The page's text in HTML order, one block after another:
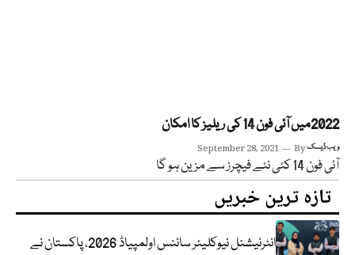
2022میں آئی فون 14 کی ریلیز کا امکان
September 28, 2021 Byویب ڈیسک
آئی فون 14 کئی نئے فیچرز سے مزین ہو گا
تازہ ترین خبریں
انٹرنیشنل نیوکلیئر سائنس اولمپیاڈ 2026، پاکستان نے